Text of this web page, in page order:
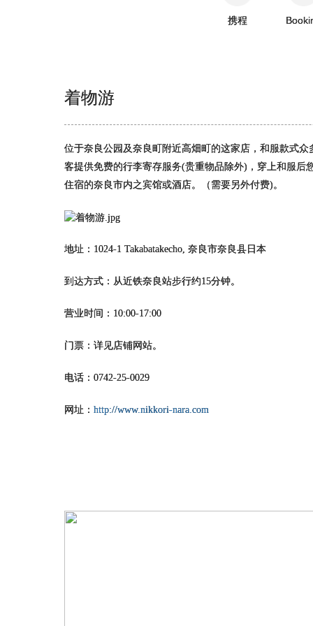
携程
着物游
位于奈良公园及奈良町附近高畑町的这家店，和服款式
客提供免费的行李寄存服务(贵重物品除外)，穿上和服
住宿的奈良市内之宾馆或酒店。（需要另外付费)。
地址：1024-1 Takabatakecho, 奈良市奈良县日本
到达方式：从近铁奈良站步行约15分钟。
营业时间：10:00-17:00
门票：详见店铺网站。
电话：0742-25-0029
网址： http://www.nikkori-nara.com